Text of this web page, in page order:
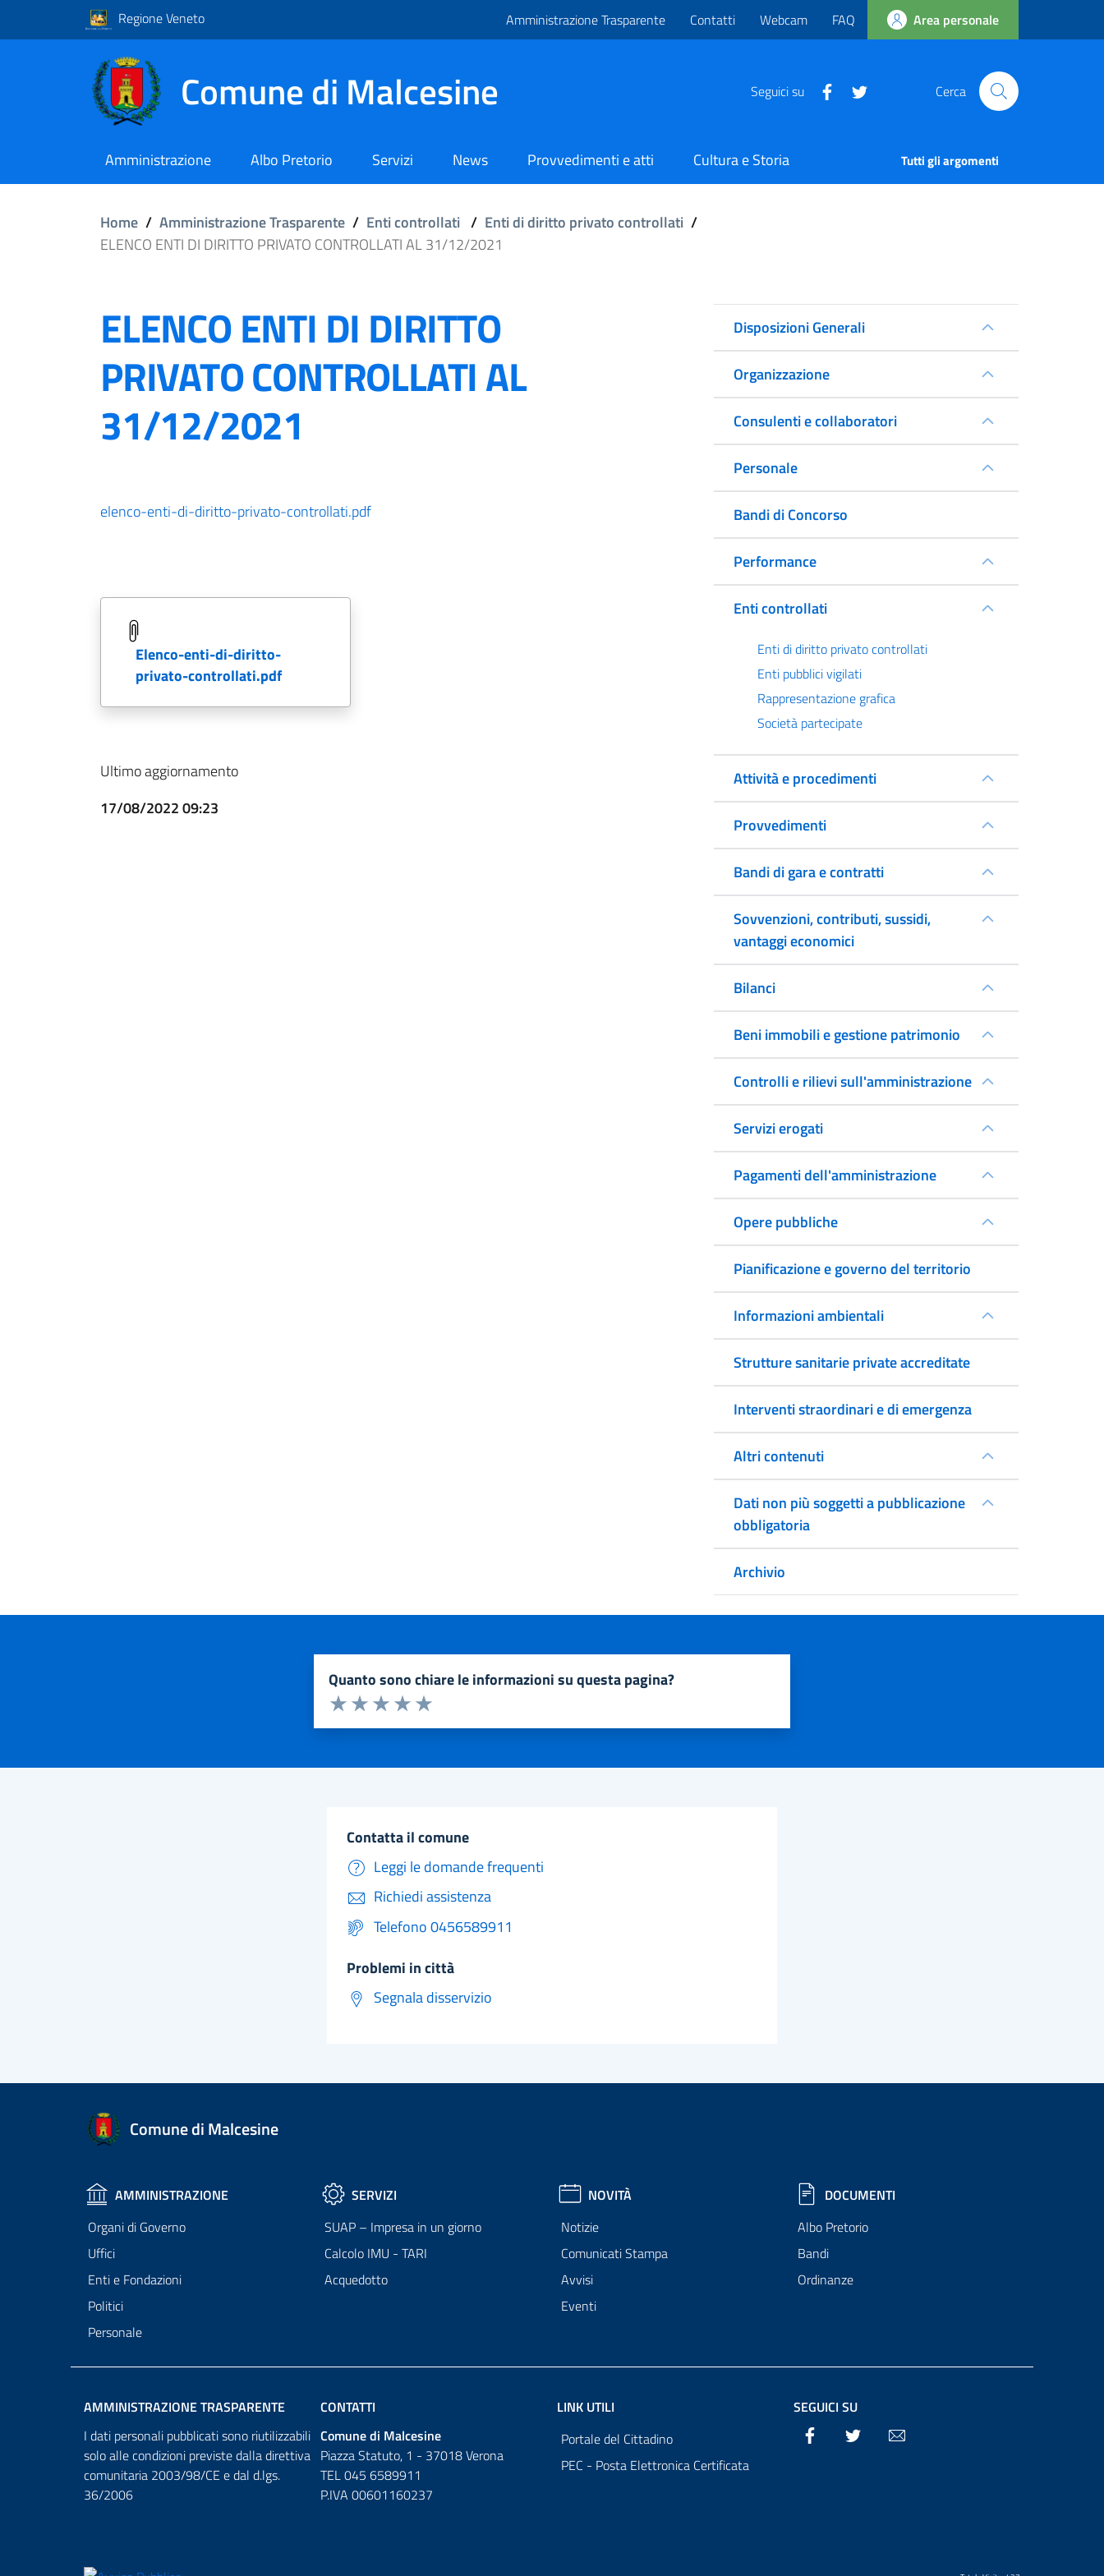
Regione Veneto Amministrazione Trasparente Contatti Webcam FAQ Area personale
Comune di Malcesine Seguici su Cerca
Amministrazione Albo Pretorio Servizi News Provvedimenti e atti Cultura e Storia Tutti gli argomenti
Home / Amministrazione Trasparente / Enti controllati / Enti di diritto privato controllati /
ELENCO ENTI DI DIRITTO PRIVATO CONTROLLATI AL 31/12/2021
ELENCO ENTI DI DIRITTO
PRIVATO CONTROLLATI AL
31/12/2021
elenco-enti-di-diritto-privato-controllati.pdf
elenco-enti-di-diritto-
privato-controllati.pdf
Ultimo aggiornamento
17/08/2022 09:23
Disposizioni Generali
Organizzazione
Consulenti e collaboratori
Personale
Bandi di Concorso
Performance
Enti controllati
Enti di diritto privato controllati
Enti pubblici vigilati
Rappresentazione grafica
Società partecipate
Attività e procedimenti
Provvedimenti
Bandi di gara e contratti
Sovvenzioni, contributi, sussidi,
vantaggi economici
Bilanci
Beni immobili e gestione patrimonio
Controlli e rilievi sull'amministrazione
Servizi erogati
Pagamenti dell'amministrazione
Opere pubbliche
Pianificazione e governo del territorio
Informazioni ambientali
Strutture sanitarie private accreditate
Interventi straordinari e di emergenza
Altri contenuti
Dati non più soggetti a pubblicazione
obbligatoria
Archivio
quanto sono chiare le informazioni su questa pagina?
Valuta da 1 a 5 stelle la pagina
Valuta 5 stelle su 5
Valuta 4 stelle su 5
Valuta 3 stelle su 5
Valuta 2 stelle su 5
Valuta 1 stelle su 5
contatta il comune
Leggi le domande frequenti
Richiedi assistenza
Telefono 0456589911
problemi in città
Segnala disservizio
Comune di Malcesine
AMMINISTRAZIONE
Organi di Governo
Uffici
Enti e Fondazioni
Politici
Personale
SERVIZI
SUAP – Impresa in un giorno
Calcolo IMU - TARI
Acquedotto
NOVITÀ
Notizie
Comunicati Stampa
Avvisi
Eventi
DOCUMENTI
Albo Pretorio
Bandi
Ordinanze
AMMINISTRAZIONE TRASPARENTE
I dati personali pubblicati sono riutilizzabili
solo alle condizioni previste dalla direttiva
comunitaria 2003/98/CE e dal d.lgs.
36/2006
CONTATTI
Comune di Malcesine
Piazza Statuto, 1 - 37018 Verona
TEL 045 6589911
P.IVA 00601160237
LINK UTILI
Portale del Cittadino
PEC - Posta Elettronica Certificata
SEGUICI SU
Facebook Twitter